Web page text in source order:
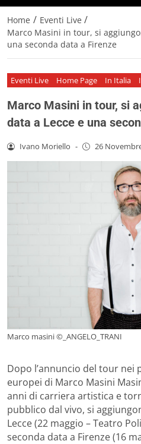
Home / Eventi Live /
Marco Masini in tour, si
una seconda data a Firenze
Eventi Live Home Page In Italia
Marco Masini in tour, si
data a Lecce e una
Ivano Moriello - 26
Marco masini ©_ANGELO_TRANI
Dopo l’annuncio del tour
europei di Marco Masini
anni di carriera artistica e
pubblico dal vivo, si
Lecce (22 maggio – Teatro
seconda data a Firenze (16